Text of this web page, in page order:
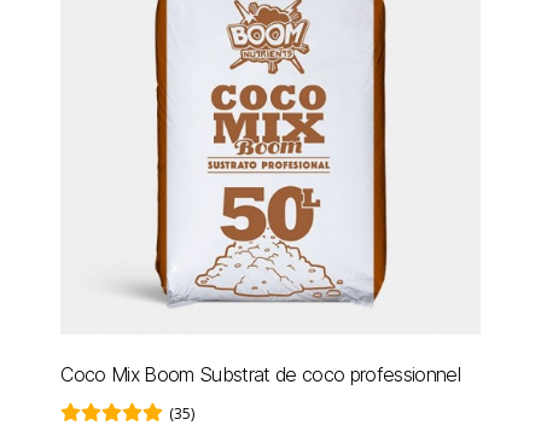
Coco Mix Boom Substrat de coco professionnel
(35)